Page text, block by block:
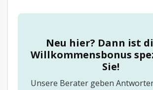
Neu hier? Dann ist
Willkommensbonus
Sie!
Unsere Berater geben